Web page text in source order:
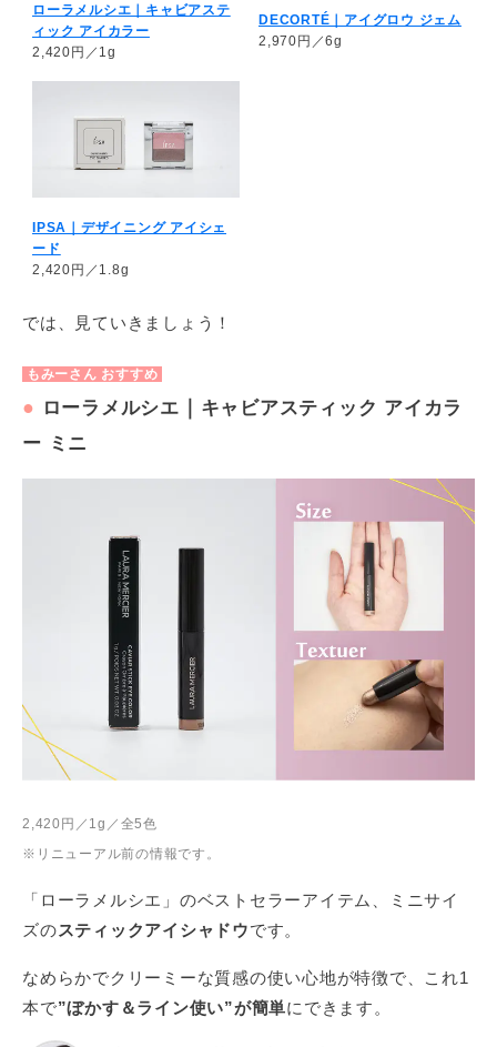
ローラメルシエ｜キャビアステ
ィック アイカラー
2,420円／1g
DECORTÉ｜アイグロウ ジェム
2,970円／6g
IPSA｜デザイニング アイシェ
ード
2,420円／1.8g
では、見ていきましょう！
もみーさん おすすめ
● ローラメルシエ
キャビアスティック アイカラ
ー ミニ
2,420円／1g／全5色
※リニューアル前の情報です。
「ローラメルシエ」のベストセラーアイテム、ミニサイ
ズのスティックアイシャドウです。
なめらかでクリーミーな質感の使い心地が特徴で、これ1
本で”ぼかす＆ライン使い”が簡単にできます。